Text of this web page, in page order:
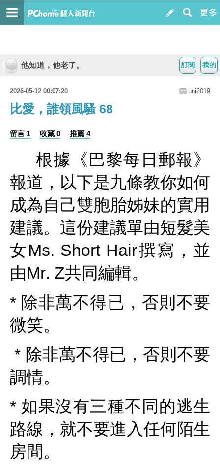
我的
訂閱
他知道，他老了。
2026-05-12 00:07:20 uni2019
比愛，誰領風騷 68
留言 1 收藏 0 推薦 4
根據《巴黎每日郵報》
報道，以下是九條教你如何
成為自己雙胞胎姊妹的實用
建議。這份建議單由短髮美
女Ms. Short Hair撰寫，並
由Mr. Z共同編輯。
* 除非萬不得已，否則不要
微笑。
* 除非萬不得已，否則不要
調情。
* 如果沒有三種不同的逃生
路線，就不要進入任何陌生
房間。